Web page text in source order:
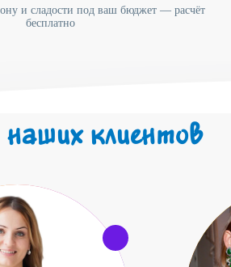
и сладости под ваш бюджет — расчёт
бесплатно
клиентов